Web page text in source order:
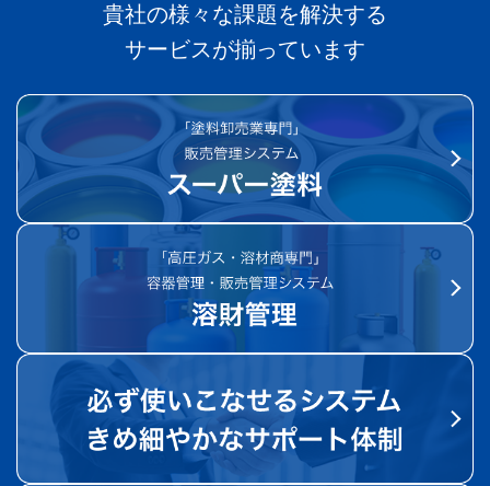
貴社の様々な課題を解決する
サービスが揃っています